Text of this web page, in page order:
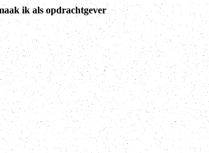
ik als opdrachtgever